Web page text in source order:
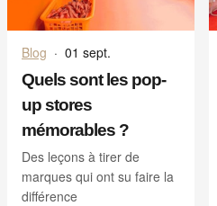
Blog · 01 sept.
Quels sont les pop-
up stores
mémorables ?
Des leçons à tirer de
marques qui ont su faire la
différence